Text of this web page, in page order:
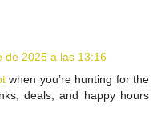
de 2025 a las 13:16
when you’re hunting for the
deals, and happy hours